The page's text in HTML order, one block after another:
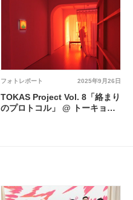
2025年9月26日
フォトレポート
TOKAS Project Vol. 8「絡まり
のプロトコル」 @ トーキョー